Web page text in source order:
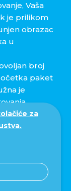
za
Vaša
je prilikom
obrazac
u
broj
paket
je
Visa,
agencija
u iznosu